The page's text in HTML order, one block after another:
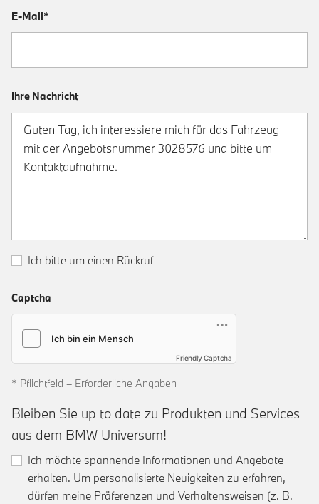
E-Mail*
Ihre Nachricht
Ich bitte um einen Rückruf
Captcha
Friendly Captcha
* Pflichtfeld – Erforderliche Angaben
Bleiben Sie up to date zu Produkten und Services
aus dem BMW Universum!
Ich möchte spannende Informationen und Angebote
erhalten. Um personalisierte Neuigkeiten zu erfahren,
dürfen meine Präferenzen und Verhaltensweisen (z. B.